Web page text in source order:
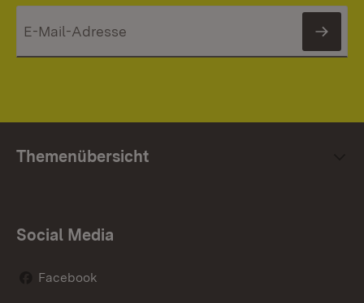
Themenübersicht
Social Media
Facebook